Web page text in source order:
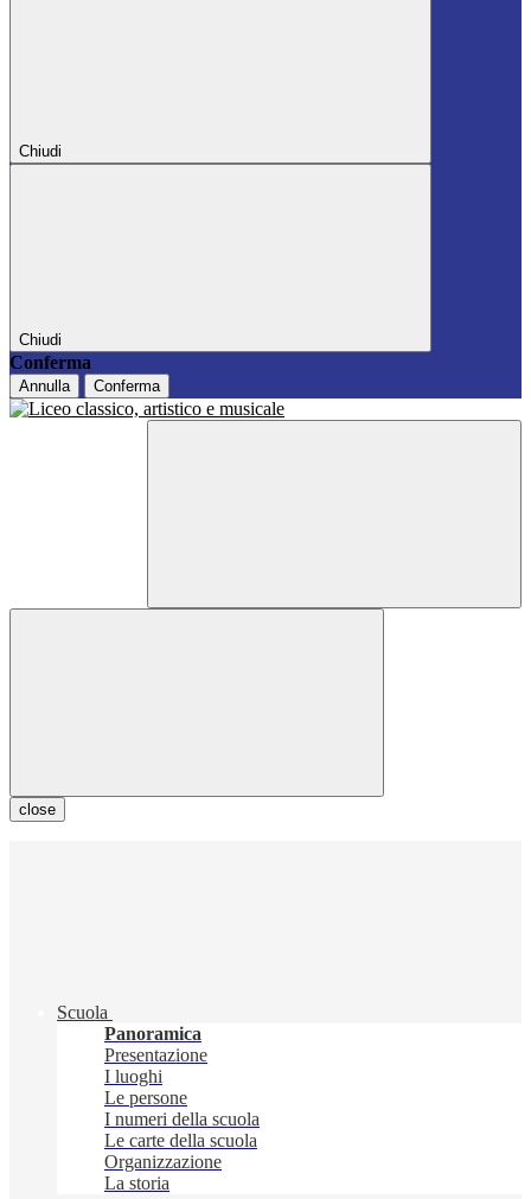
Chiudi
Chiudi
Conferma
Annulla Conferma
close
Scuola
Panoramica
Presentazione
I luoghi
Le persone
I numeri della scuola
Le carte della scuola
Organizzazione
La storia